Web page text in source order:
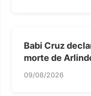
Babi Cruz
morte de
09/08/2026